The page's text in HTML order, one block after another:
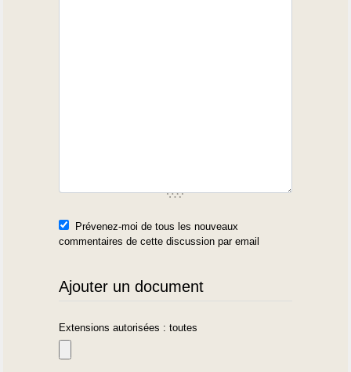
Prévenez-moi de tous les nouveaux
commentaires de cette discussion par email
Ajouter un document
Extensions autorisées : toutes